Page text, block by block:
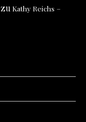
zu Kathy Reichs –